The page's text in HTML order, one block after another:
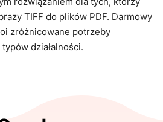
TIFF do plików PDF. Darmowy
zróżnicowane potrzeby
działalności.